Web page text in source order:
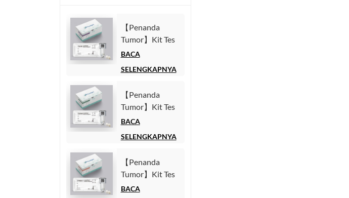
【Penanda
Tumor】Kit Tes
Antigen
(CA125)
Kemiluminesensi
Homogen)
BACA
SELENGKAPNYA
【Penanda
Tumor】Kit Tes
Antigen
9 (CA19-9)
Kemiluminesensi
Homogen)
BACA
SELENGKAPNYA
【Penanda
Tumor】Kit Tes
Fragmen
BACA